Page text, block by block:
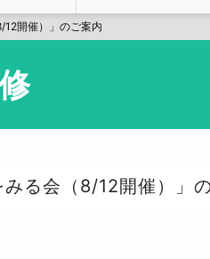
開催）」のご案内
る会（8/12開催）」